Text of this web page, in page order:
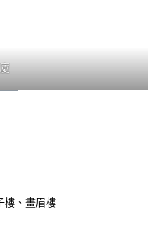
樓、畫眉樓